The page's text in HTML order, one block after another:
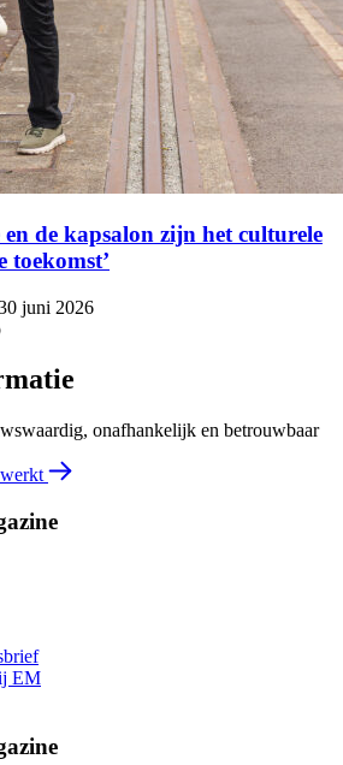
en de kapsalon zijn het culturele
toekomst’
juni 2026
onafhankelijk en betrouwbaar
EM